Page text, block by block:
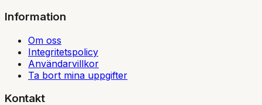
Information
Om oss
Integritetspolicy
Användarvillkor
Ta bort mina uppgifter
Kontakt